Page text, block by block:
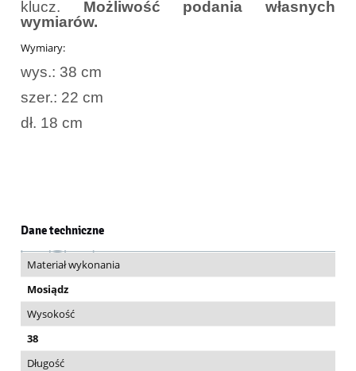
klucz. Możliwość podania własnych
wymiarów.
Wymiary:
wys.: 38 cm
szer.: 22 cm
dł. 18 cm
Dane techniczne
Materiał wykonania
Mosiądz
Wysokość
38
Długość